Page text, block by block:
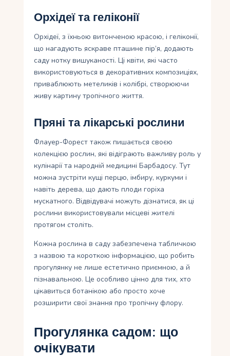
Орхідеї та геліконії
Орхідеї, з їхньою витонченою красою, і геліконії,
що нагадують яскраве пташине пір’я, додають
саду нотку вишуканості. Ці квіти, які часто
використовуються в декоративних композиціях,
приваблюють метеликів і колібрі, створюючи
живу картину тропічного життя.
Пряні та лікарські рослини
Флауер-Форест також пишається своєю
колекцією рослин, які відіграють важливу роль у
кулінарії та народній медицині Барбадосу. Тут
можна зустріти кущі перцю, імбиру, куркуми і
навіть дерева, що дають плоди горіха
мускатного. Відвідувачі можуть дізнатися, як ці
рослини використовували місцеві жителі
протягом століть.
Кожна рослина в саду забезпечена табличкою
з назвою та короткою інформацією, що робить
прогулянку не лише естетично приємною, а й
пізнавальною. Це особливо цінно для тих, хто
цікавиться ботанікою або просто хоче
розширити свої знання про тропічну флору.
Прогулянка садом: що
очікувати